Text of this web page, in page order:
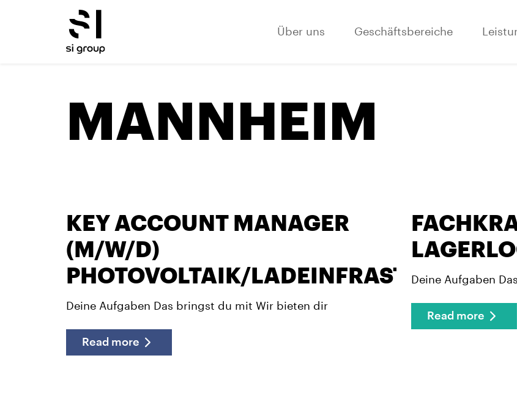
Über uns Geschäftsbereiche
MANNHEIM
KEY ACCOUNT MANAGER
(M/W/D)
PHOTOVOLTAIK/LADEINFRASTRUKTUR
Deine Aufgaben Das bringst du mit Wir bieten dir
Read more
Deine Aufgaben
Read more